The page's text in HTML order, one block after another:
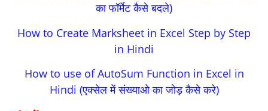
का फॉर्मेट कैसे बदले)
How to Create Marksheet in Excel Step by Step
in Hindi
How to use of AutoSum Function in Excel in
Hindi (एक्सेल में संख्याओ का जोड़ कैसे करे)